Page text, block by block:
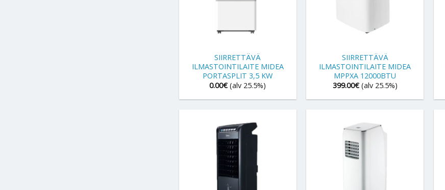
SIIRRETTÄVÄ
ILMASTOINTILAITE MIDEA
PORTASPLIT 3,5 KW
0.00€ (alv 25.5%)
SIIRRETTÄVÄ
ILMASTOINTILAITE MIDEA
MPPXA 12000BTU
399.00€ (alv 25.5%)